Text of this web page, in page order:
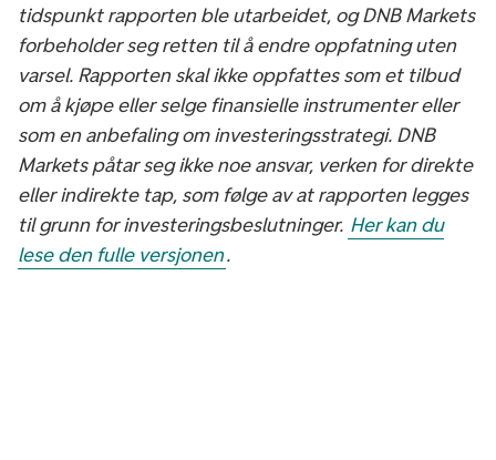
tidspunkt rapporten ble utarbeidet, og DNB Markets
forbeholder seg retten til å endre oppfatning uten
varsel. Rapporten skal ikke oppfattes som et tilbud
om å kjøpe eller selge finansielle instrumenter eller
som en anbefaling om investeringsstrategi. DNB
Markets påtar seg ikke noe ansvar, verken for direkte
eller indirekte tap, som følge av at rapporten legges
til grunn for investeringsbeslutninger. Her kan du
lese den fulle versjonen.